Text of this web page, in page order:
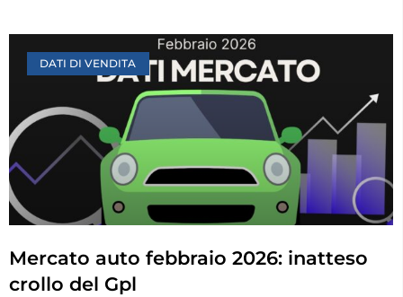
DATI DI VENDITA
Mercato auto febbraio 2026: inatteso
crollo del Gpl